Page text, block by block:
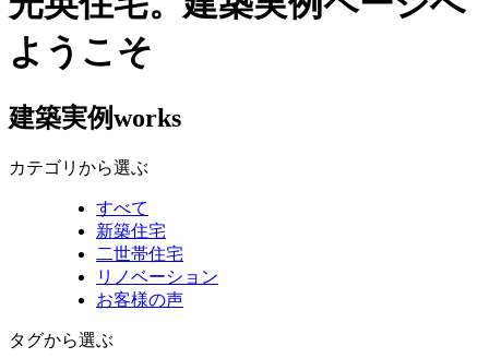
ようこそ
建築実例works
カテゴリから選ぶ
すべて
新築住宅
二世帯住宅
リノベーション
お客様の声
タグから選ぶ